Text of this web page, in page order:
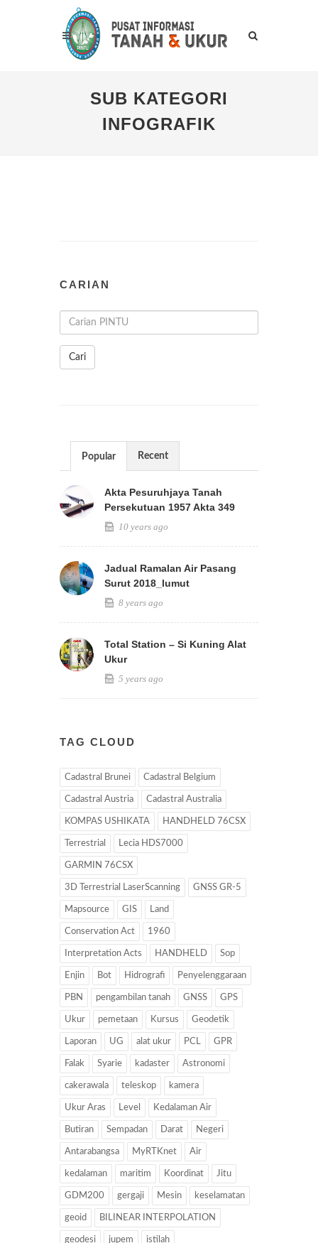
SUB KATEGORI
INFOGRAFIK
CARIAN
Cari
Popular Recent
Akta Pesuruhjaya Tanah
Persekutuan 1957 Akta 349
10 years ago
Jadual Ramalan Air Pasang
Surut 2018_lumut
8 years ago
Total Station – Si Kuning Alat
Ukur
5 years ago
TAG CLOUD
Cadastral Brunei Cadastral Belgium
Cadastral Austria Cadastral Australia
KOMPAS USHIKATA HANDHELD 76CSX
Terrestrial Lecia HDS7000
GARMIN 76CSX
3D Terrestrial LaserScanning GNSS GR-5
Mapsource GIS Land
Conservation Act 1960
Interpretation Acts HANDHELD Sop
Enjin Bot Hidrografi Penyelenggaraan
PBN pengambilan tanah GNSS GPS
Ukur pemetaan Kursus Geodetik
Laporan UG alat ukur PCL GPR
Falak Syarie kadaster Astronomi
cakerawala teleskop kamera
Ukur Aras Level Kedalaman Air
Butiran Sempadan Darat Negeri
Antarabangsa MyRTKnet Air
kedalaman maritim Koordinat Jitu
GDM200 gergaji Mesin keselamatan
geoid BILINEAR INTERPOLATION
geodesi jupem istilah